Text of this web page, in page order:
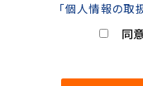
「個人情報の取
同